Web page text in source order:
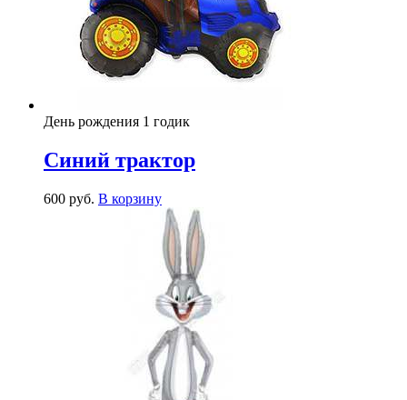
День рождения 1 годик
Синий трактор
600 руб. В корзину